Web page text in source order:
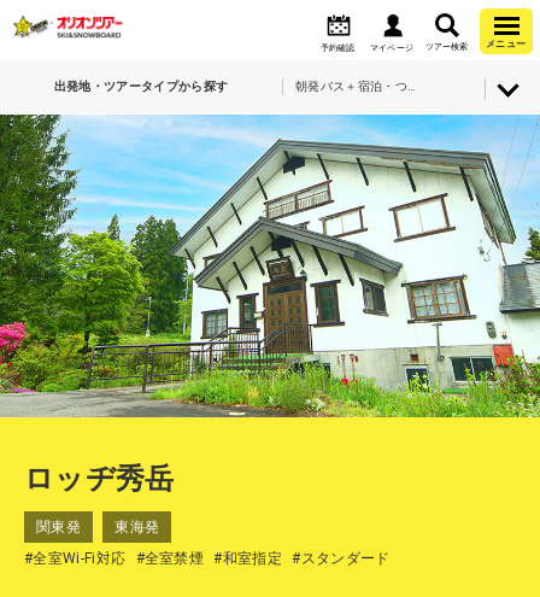
予約確認 マイページ ツアー検索 メニュー
出発地・ツアータイプから探す
ロッヂ秀岳
関東発
東海発
#全室Wi-Fi対応
#全室禁煙 #和室指定 #スタンダード